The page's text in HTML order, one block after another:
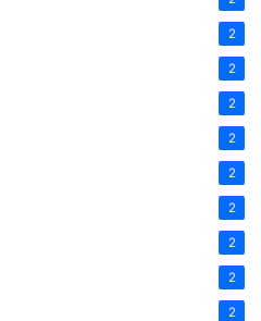
2
2
2
2
2
2
2
2
2